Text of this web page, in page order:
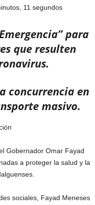
11 segundos
para
que resulten
concurrencia en
masivo.
Gobernador Omar Fayad
a proteger la salud y la
sociales, Fayad Meneses